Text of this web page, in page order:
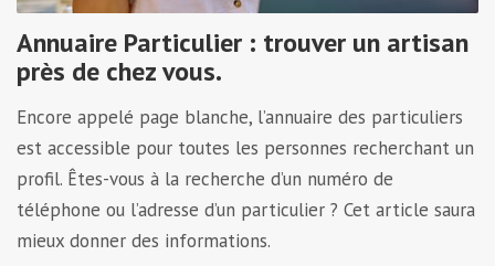
Annuaire Particulier : trouver un artisan
près de chez vous.
Encore appelé page blanche, l’annuaire des particuliers
est accessible pour toutes les personnes recherchant un
profil. Êtes-vous à la recherche d’un numéro de
téléphone ou l’adresse d’un particulier ? Cet article saura
mieux donner des informations.